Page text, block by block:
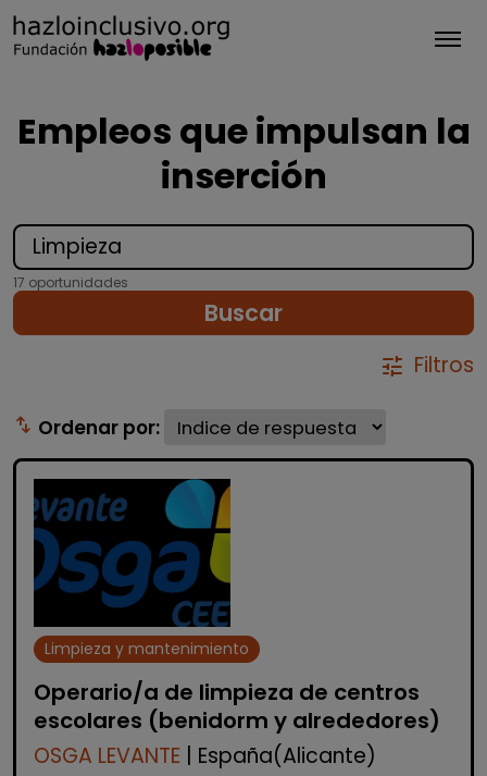
Empleos que impulsan la
inserción
17 oportunidades
Buscar
tune Filtros
swap_vert Ordenar por:
Limpieza y mantenimiento
Operario/a de limpieza de centros
escolares (benidorm y alrededores)
OSGA LEVANTE | España(Alicante)